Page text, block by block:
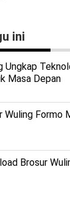
ini
Ungkap
Masa Depan
Wuling Formo
Brosur